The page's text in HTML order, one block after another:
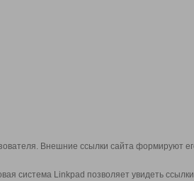
Внешние ссылки сайта формируют
система Linkpad позволяет увидеть ссылки